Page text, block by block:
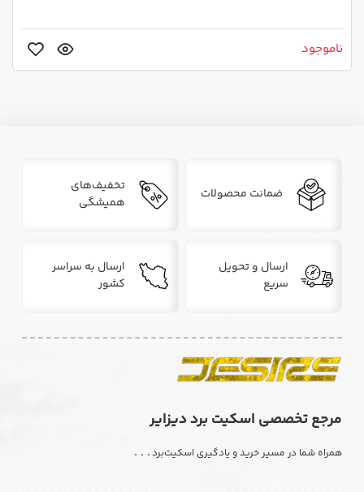
ناموجود
ضمانت محصولات
تخفیف‌های
همیشگی
ارسال و تحویل
سریع
ارسال به سراسر
کشور
مرجع تخصصی اسکیت برد دیزایر
همراه شما در مسیر خرید و یادگیری اسکیت‌برد. . .